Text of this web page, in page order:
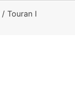
/ Touran I